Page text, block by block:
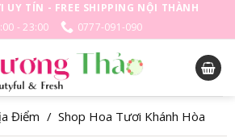
UY TÍN - FREE SHIPPING NỘI THÀNH
- 23:00
0777-091-090
Điểm / Shop Hoa Tươi Khánh Hòa